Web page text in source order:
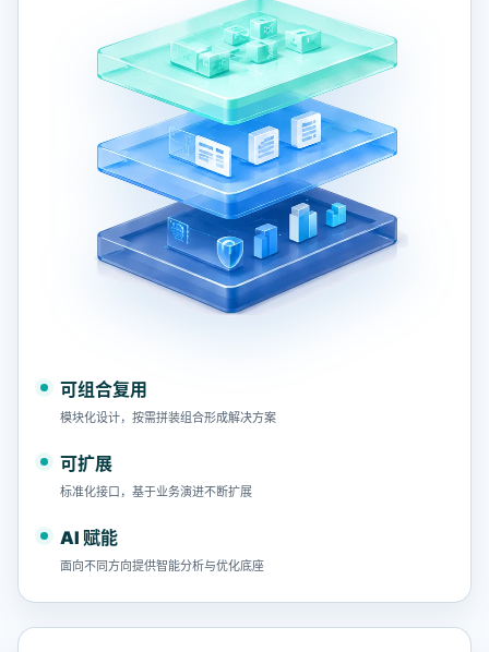
可组合复用
模块化设计，按需拼装组合形成解决方案
可扩展
标准化接口，基于业务演进不断扩展
AI 赋能
面向不同方向提供智能分析与优化底座